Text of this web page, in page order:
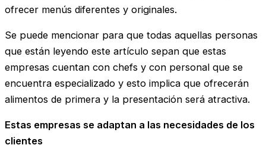
ofrecer menús diferentes y originales.
Se puede mencionar para que todas aquellas personas
que están leyendo este artículo sepan que estas
empresas cuentan con chefs y con personal que se
encuentra especializado y esto implica que ofrecerán
alimentos de primera y la presentación será atractiva.
Estas empresas se adaptan a las necesidades de los
clientes